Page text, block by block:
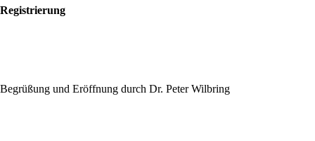
Registrierung
Begrüßung und Eröffnung durch Dr. Peter Wilbring